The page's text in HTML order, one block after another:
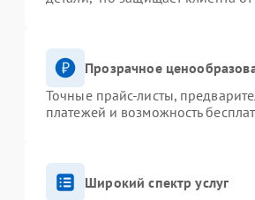
Прозрачное
Точные прайс-листы,
платежей и возможность
Широкий спектр услуг